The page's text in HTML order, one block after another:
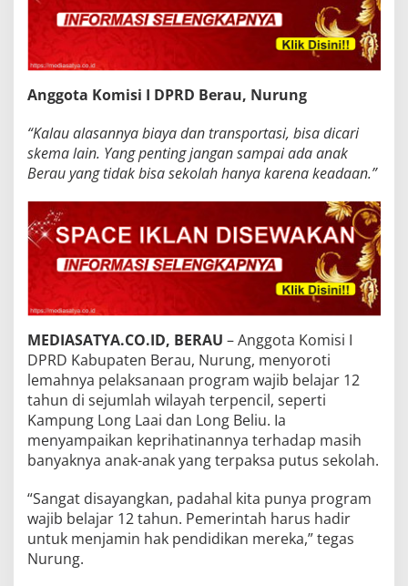
Anggota Komisi I DPRD Berau, Nurung
“Kalau alasannya biaya dan transportasi, bisa dicari
skema lain. Yang penting jangan sampai ada anak
Berau yang tidak bisa sekolah hanya karena keadaan.”
MEDIASATYA.CO.ID, BERAU – Anggota Komisi I
DPRD Kabupaten Berau, Nurung, menyoroti
lemahnya pelaksanaan program wajib belajar 12
tahun di sejumlah wilayah terpencil, seperti
Kampung Long Laai dan Long Beliu. Ia
menyampaikan keprihatinannya terhadap masih
banyaknya anak-anak yang terpaksa putus sekolah.
“Sangat disayangkan, padahal kita punya program
wajib belajar 12 tahun. Pemerintah harus hadir
untuk menjamin hak pendidikan mereka,” tegas
Nurung.